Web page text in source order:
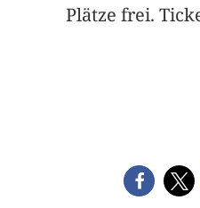
Plätze frei.